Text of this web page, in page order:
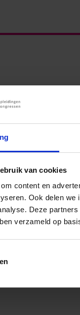
van cookies
content en
Ook delen
Deze
verzameld op